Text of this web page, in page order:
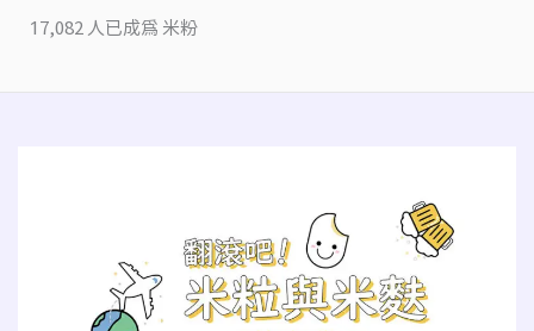
17,082 人已成為 米粉